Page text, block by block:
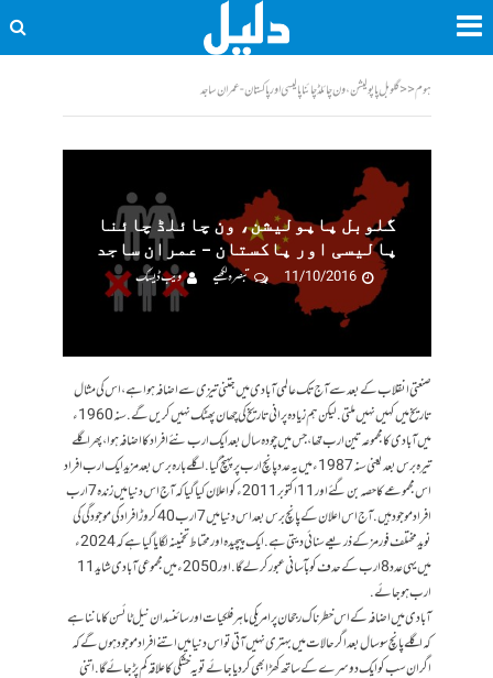
ہوم<<گلوبل پاپولیشن، ون چائلڈ چائنا پالیسی اور پاکستان - عمران ساجد
گلوبل پاپولیشن، ون چائلڈ چائنا
پالیسی اور پاکستان – عمران ساجد
11/10/2016
تبصرہ لکھیے ویب ڈیسک
صنعتی انقلاب کے بعد سے آج تک عالمی آبادی میں جتنی تیزی سے اضافہ ہوا ہے، اس کی مثال
تاریخ میں کہیں نہیں ملتی. لیکن ہم زیادہ پرانی تاریخ کی چھان پھٹک نہیں کریں گے. سنہ 1960ء
میں آبادی کا مجموعہ تین ارب تھا، جس میں چودہ سال بعد ایک ارب نئے افراد کا اضافہ ہوا، پھر اگلے
تیرہ برس بعد یعنی سنہ 1987ء میں یہ عدد پانچ ارب پر پہنچ گیا. اگلے بارہ برس بعد مزید ایک ارب افراد
اس مجموعے کا حصہ بن گئے اور 11 اکتوبر 2011ء کو اعلان کیا گیا کہ آج اس دنیا میں زندہ 7 ارب
افراد موجود ہیں. آج اس اعلان کے پانچ برس بعد اس دنیا میں 7 ارب 40 کروڑ افراد کی موجودگی کی
نوید مختلف فورمز کے ذریعے سنائی دیتی ہے. ایک پیچیدہ اور محتاط تخمینہ لگایا گیا ہے کہ 2024ء
میں یہی عدد 8 ارب کے حدف کو بآسانی عبور کر لے گا. اور 2050ء میں مجموعی آبادی شاید 11
ارب ہو جائے.
آبادی میں اضافہ کے اس خطرناک رجحان پر امریکی ماہر فلکیات اور سائنسدان نیل ٹائسن کا ماننا ہے
کہ اگلے پانچ سو سال بعد اگر حالات میں بہتری نہیں آتی تو اس دنیا میں اتنے افراد موجود ہوں گے کہ
اگر ان سب کو ایک دوسرے کے ساتھ کھڑا بھی کر دیا جائے تو یہ خشکی کا علاقہ کم پڑ جائے گا. اتنی